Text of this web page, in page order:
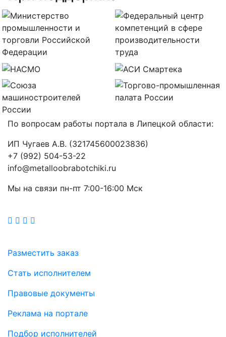
По вопросам работы портала в Липецкой области:
ИП Чугаев А.В. (321745600023836)
+7 (992) 504-53-22
info@metalloobrabotchiki.ru
Мы на связи пн-пт 7:00-16:00 Мск
Разместить заказ
Стать исполнителем
Правовые документы
Реклама на портале
Подбор исполнителей